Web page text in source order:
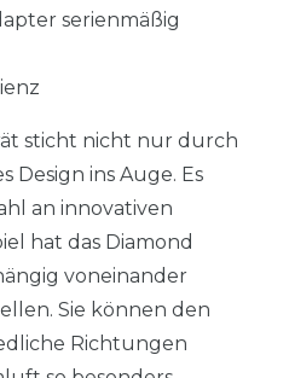
serienmäßig
sticht nicht nur durch
Design ins Auge. Es
an innovativen
hat das Diamond
voneinander
Sie können den
Richtungen